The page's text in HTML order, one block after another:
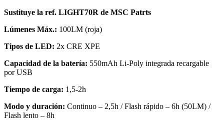
Sustituye la ref. LIGHT70R de MSC Patrts
Lúmenes Máx.: 100LM (roja)
Tipos de LED: 2x CRE XPE
Capacidad de la batería: 550mAh Li-Poly integrada recargable
por USB
Tiempo de carga: 1,5-2h
Modo y duración: Continuo – 2,5h / Flash rápido – 6h (50LM) /
Flash lento – 8h